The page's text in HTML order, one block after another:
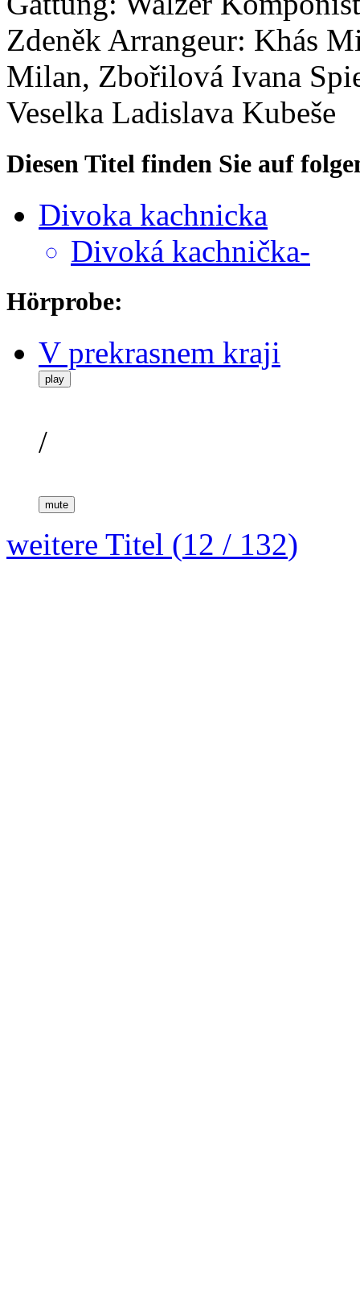
Zdeněk Arrangeur: Khás
Milan, Zbořilová Ivana
Veselka Ladislava Kubeše
Diesen Titel finden Sie auf
Divoka kachnicka
Divoká kachnička-
Hörprobe:
V prekrasnem kraji
play
/
mute
weitere Titel (12 / 132)